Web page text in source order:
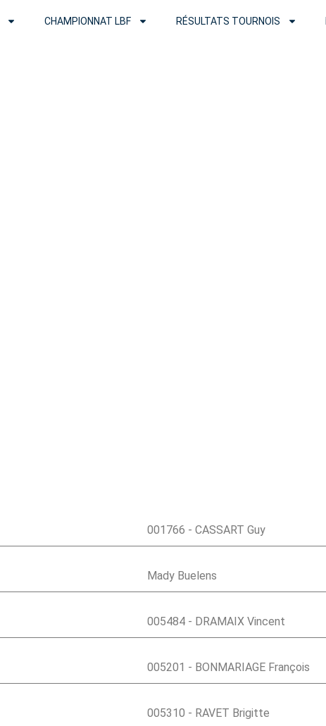
CHAMPIONNAT LBF RÉSULTATS TOURNOIS
001766 - CASSART Guy
Mady Buelens
005484 - DRAMAIX Vincent
005201 - BONMARIAGE François
005310 - RAVET Brigitte